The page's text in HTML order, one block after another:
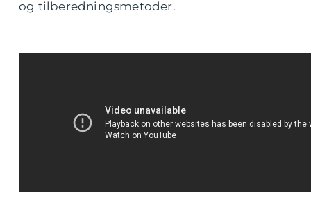
og tilberedningsmetoder.